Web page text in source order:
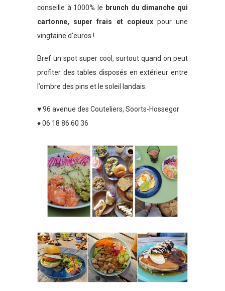
conseille à 1000% le brunch du dimanche qui
cartonne, super frais et copieuxpour une
vingtaine d’euros !
Bref un spot super cool, surtout quand on peut
profiter des tables disposés en extérieur entre
l’ombre des pins et le soleil landais.
♥ 96 avenue des Couteliers, Soorts-Hossegor
♦ 06 18 86 60 36